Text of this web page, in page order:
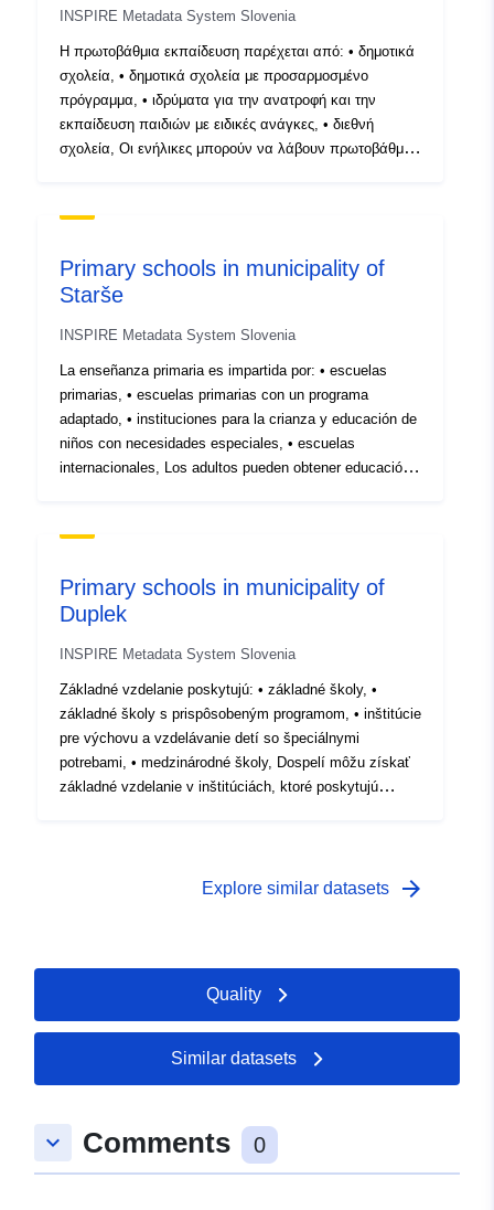
Identifiers:
SI.OB_108.OS/d3bfc0dc-
af0a-11eb-8529-
0242ac130003
uriRef:
http://data.europa.eu/88u/dataset/
INSPIRE Metadata System Slovenia
Η πρωτοβάθμια εκπαίδευση παρέχεται από: • δημοτικά
σχολεία, • δημοτικά σχολεία με προσαρμοσμένο
πρόγραμμα, • ιδρύματα για την ανατροφή και την
εκπαίδευση παιδιών με ειδικές ανάγκες, • διεθνή
σχολεία, Οι ενήλικες μπορούν να λάβουν πρωτοβάθμια
τοποθεσίες των κτιρίων όπου παρέχονται διάφορες
Primary schools in municipality of
Starše
INSPIRE Metadata System Slovenia
La enseñanza primaria es impartida por: • escuelas
primarias, • escuelas primarias con un programa
adaptado, • instituciones para la crianza y educación de
niños con necesidades especiales, • escuelas
internacionales, Los adultos pueden obtener educación
los edificios donde se imparten diversas formas de
Primary schools in municipality of
Duplek
INSPIRE Metadata System Slovenia
Základné vzdelanie poskytujú: • základné školy, •
základné školy s prispôsobeným programom, • inštitúcie
pre výchovu a vzdelávanie detí so špeciálnymi
potrebami, • medzinárodné školy, Dospelí môžu získať
základné vzdelanie v inštitúciách, ktoré poskytujú
Explore similar datasets arrow_forward
Quality
Similar datasets
keyboard_arrow_down Comments 0